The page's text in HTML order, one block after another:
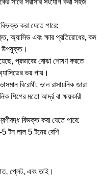
করা যেতে পারে:
অ্যাসিড এবং ক্ষার প্রতিরোধের, কম
উপযুক্ত।
প্রভাবের বোঝা শোষণ করতে
ভয় পায়।
বিরোধী, ভাল রাসায়নিক জারা
শিল্পের মতো আর্দ্র বা ক্ষয়কারী
বিভক্ত করা যেতে পারে:
টন লাল 5 টনের বেশি
প্লেট, এবং তাই।